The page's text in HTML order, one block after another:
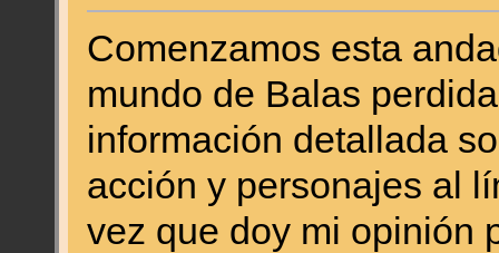
Comenzamos esta
mundo de Balas
información detallada
acción y personajes al
vez que doy mi opinión